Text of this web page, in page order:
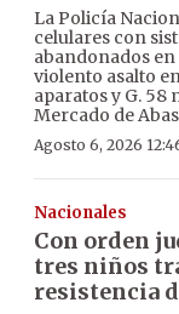
La Policía
celulares con
abandonados
violento asalto
aparatos y G. 58
Mercado de
Agosto 6, 2026
Nacionales
Con orden
tres niños
resistencia